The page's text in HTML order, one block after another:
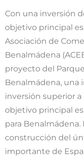
Con una inversión
objetivo principal
Asociación de
Benalmádena
proyecto del
Benalmádena, una
inversión superior
objetivo principal
para
construcción del
importante de